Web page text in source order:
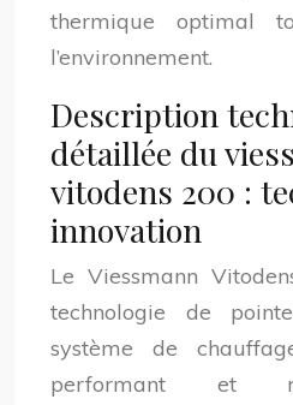
thermique optimal
l’environnement.
Description
détaillée du
vitodens 200 :
innovation
Le Viessmann
technologie de
système de
performant et